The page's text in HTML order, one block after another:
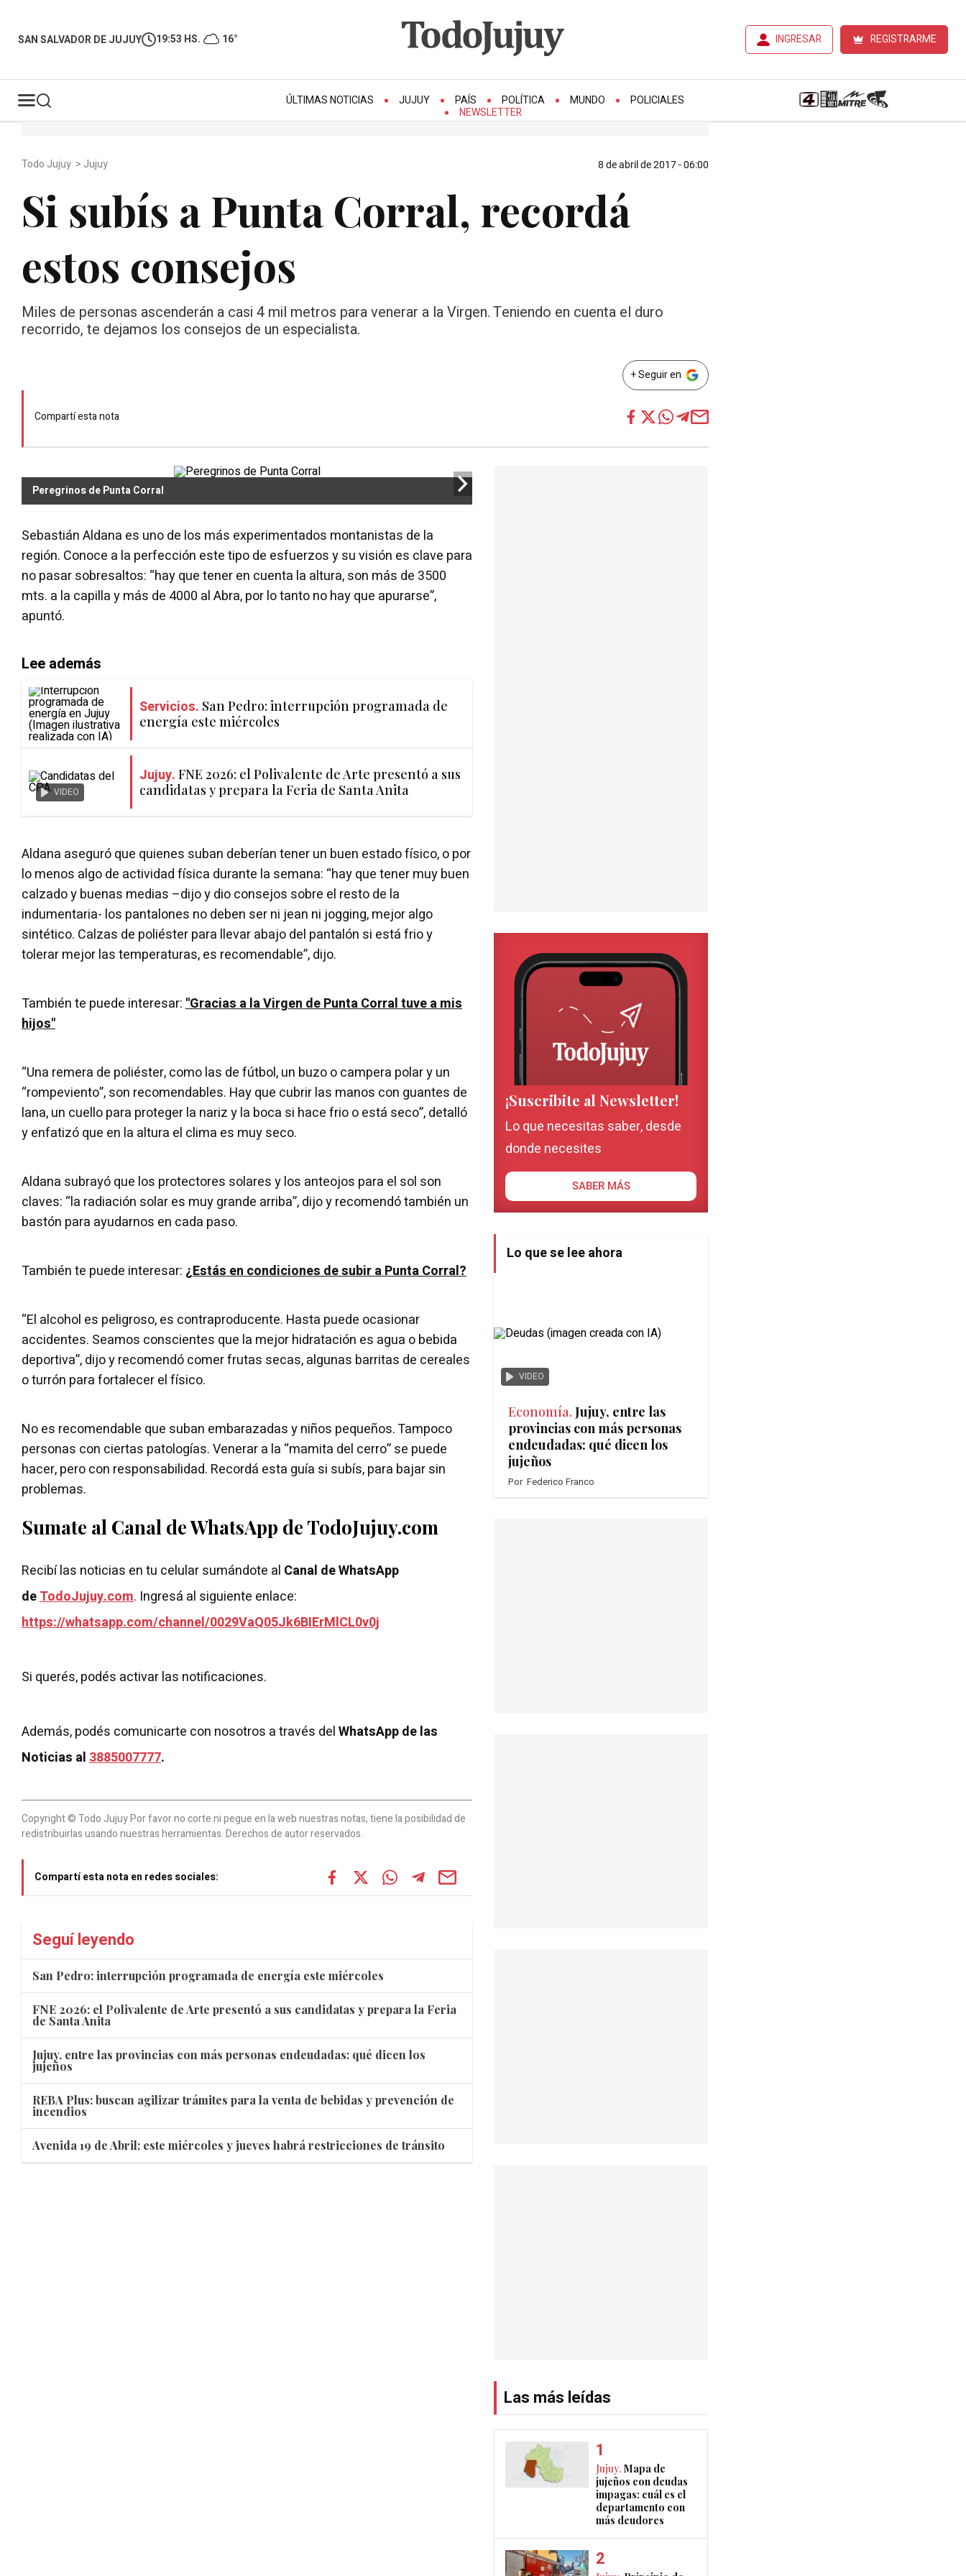
SAN SALVADOR DE JUJUY 19:53 HS. 16° INGRESAR REGISTRARME
ÚLTIMAS NOTICIAS JUJUY PAÍS POLÍTICA MUNDO
POLICIALES
NEWSLETTER
Todo Jujuy > Jujuy 8 de abril de 2017 - 06:00
Si subís a Punta Corral, recordá
estos consejos
Miles de personas ascenderán a casi 4 mil metros para venerar a la Virgen. Teniendo en cuenta el duro
recorrido, te dejamos los consejos de un especialista.
+ Seguir en
Compartí esta nota
Peregrinos de Punta Corral
Sebastián Aldana es uno de los más experimentados montanistas de la
región. Conoce a la perfección este tipo de esfuerzos y su visión es clave para
no pasar sobresaltos: “hay que tener en cuenta la altura, son más de 3500
mts. a la capilla y más de 4000 al Abra, por lo tanto no hay que apurarse”,
apuntó.
Lee además
Servicios. San Pedro: interrupción programada de
energía este miércoles
VIDEO
Jujuy. FNE 2026: el Polivalente de Arte presentó a sus
candidatas y prepara la Feria de Santa Anita
Aldana aseguró que quienes suban deberían tener un buen estado físico, o por
lo menos algo de actividad física durante la semana: “hay que tener muy buen
calzado y buenas medias –dijo y dio consejos sobre el resto de la
indumentaria- los pantalones no deben ser ni jean ni jogging, mejor algo
sintético. Calzas de poliéster para llevar abajo del pantalón si está frio y
tolerar mejor las temperaturas, es recomendable”, dijo.
También te puede interesar:"Gracias a la Virgen de Punta Corral tuve a mis
hijos"
“Una remera de poliéster, como las de fútbol, un buzo o campera polar y un
“rompeviento”, son recomendables. Hay que cubrir las manos con guantes de
lana, un cuello para proteger la nariz y la boca si hace frio o está seco”, detalló
y enfatizó que en la altura el clima es muy seco.
Aldana subrayó que los protectores solares y los anteojos para el sol son
claves: “la radiación solar es muy grande arriba”, dijo y recomendó también un
bastón para ayudarnos en cada paso.
También te puede interesar: ¿Estás en condiciones de subir a Punta Corral?
“El alcohol es peligroso, es contraproducente. Hasta puede ocasionar
accidentes. Seamos conscientes que la mejor hidratación es agua o bebida
deportiva”, dijo y recomendó comer frutas secas, algunas barritas de cereales
o turrón para fortalecer el físico.
No es recomendable que suban embarazadas y niños pequeños. Tampoco
personas con ciertas patologías. Venerar a la “mamita del cerro” se puede
hacer, pero con responsabilidad. Recordá esta guía si subís, para bajar sin
problemas.
Sumate al Canal de WhatsApp de TodoJujuy.com
Recibí las noticias en tu celular sumándote al Canal de WhatsApp
deTodoJujuy.com. Ingresá al siguiente enlace:
https://whatsapp.com/channel/0029VaQ05Jk6BIErMlCL0v0j
Si querés, podés activar las notificaciones.
Además, podés comunicarte con nosotros a través delWhatsApp de las
Noticias al3885007777.
Copyright © Todo Jujuy Por favor no corte ni pegue en la web nuestras notas, tiene la posibilidad de
redistribuirlas usando nuestras herramientas. Derechos de autor reservados.
Compartí esta nota en redes sociales:
Seguí leyendo
San Pedro: interrupción programada de energía este miércoles
FNE 2026: el Polivalente de Arte presentó a sus candidatas y prepara la Feria
de Santa Anita
Jujuy, entre las provincias con más personas endeudadas: qué dicen los
jujeños
REBA Plus: buscan agilizar trámites para la venta de bebidas y prevención de
incendios
Avenida 19 de Abril: este miércoles y jueves habrá restricciones de tránsito
¡Suscribite al Newsletter!
Lo que necesitas saber, desde
donde necesites
SABER MÁS
Lo que se lee ahora
VIDEO
Economía. Jujuy, entre las
provincias con más personas
endeudadas: qué dicen los
jujeños
Por Federico Franco
Las más leídas
Jujuy. Mapa de
jujeños con deudas
impagas: cuál es el
departamento con
más deudores